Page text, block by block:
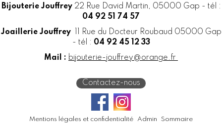
Bijouterie Jouffrey22 Rue David Martin, 05000 Gap - tél :
04 92 51 74 57
Joaillerie Jouffrey
11 Rue du Docteur Roubaud 05000 Gap
- tél : 04 92 45 12 33
Mail : bijouterie-jouffrey@orange.fr
Contactez-nous
Mentions légales et confidentialité Admin Sommaire